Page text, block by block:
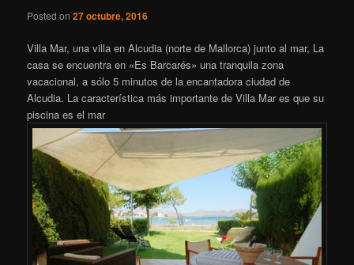
Posted on27 octubre, 2016
Villa Mar, una villa en Alcudia (norte de Mallorca) junto al mar, La
casa se encuentra en «Es Barcarés» una tranquila zona
vacacional, a sólo 5 minutos de la encantadora ciudad de
Alcudia. La característica más importante de Villa Mar es que su
piscina es el mar